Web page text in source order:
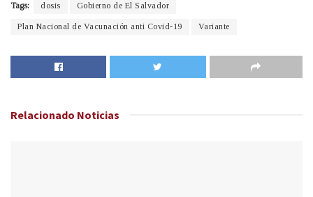
Tags: dosis Gobierno de El Salvador
Plan Nacional de Vacunación anti Covid-19 Variante
Relacionado Noticias